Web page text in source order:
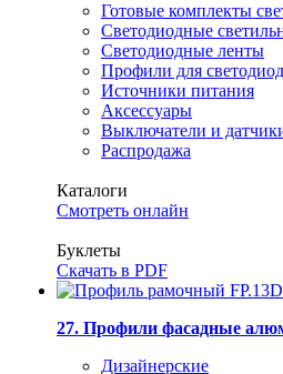
Готовые комплекты
Светодиодные
Светодиодные ленты
Профили для
Источники питания
Аксессуары
Выключатели и
Распродажа
Каталоги
Смотреть онлайн
Буклеты
Скачать в PDF
27. Профили фасадные
Дизайнерские